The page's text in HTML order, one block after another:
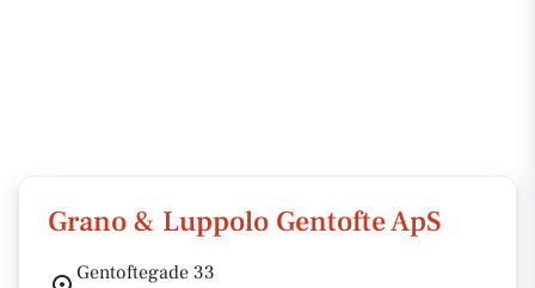
Grano & Luppolo Gentofte ApS
Gentoftegade 33